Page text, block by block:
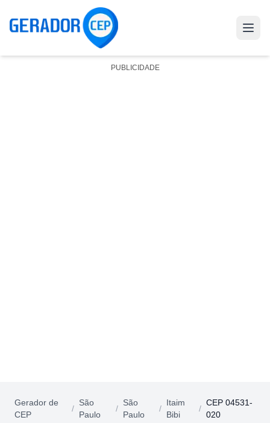
PUBLICIDADE
Gerador de
CEP
/
São
Paulo
/
São
Paulo
/
Itaim
Bibi
/
CEP 04531-
020